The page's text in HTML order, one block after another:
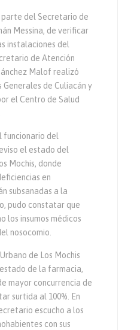
parte del Secretario de
Messina, de verificar
instalaciones del
de Atención
Malof realizó
de Culiacán y
el Centro de Salud
funcionario del
el estado del
Mochis, donde
en
subsanadas a la
pudo constatar que
los insumos médicos
nosocomio.
de Los Mochis
de la farmacia,
mayor concurrencia de
surtida al 100%. En
escucho a los
con sus